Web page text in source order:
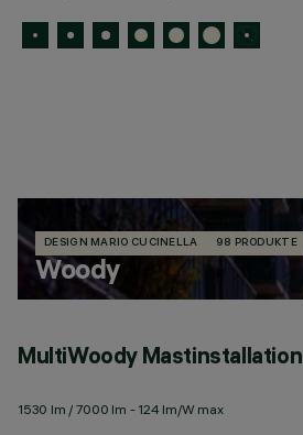
DESIGN MARIO CUCINELLA 98 PRODUKTE
Woody
MultiWoody Mastinstallation
1530 lm / 7000 lm - 124 lm/W max